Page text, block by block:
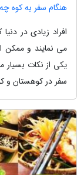
هنگام سفر به کوه
افراد زیادی در
می نمایند و ممکن
یکی از نکات
سفر در کوهستان و